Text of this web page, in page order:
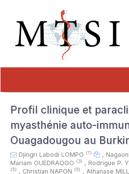
Profil clinique et
myasthénie auto-
Ouagadougou au
Djingri Labodi LOMPO (1) ,
Mariam OUEDRAOGO (3) , Rodrigue P.
(5) , Christian NAPON (5) , Athanase